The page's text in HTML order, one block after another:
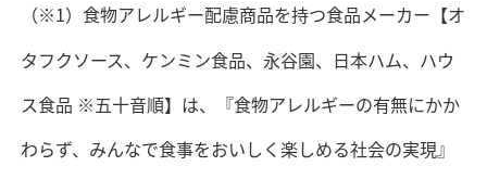
（※1）食物アレルギー配慮商品を持つ食品メーカー【オ
タフクソース、ケンミン食品、永谷園、日本ハム、ハウ
ス食品 ※五十音順】は、『食物アレルギーの有無にかか
わらず、みんなで食事をおいしく楽しめる社会の実現』